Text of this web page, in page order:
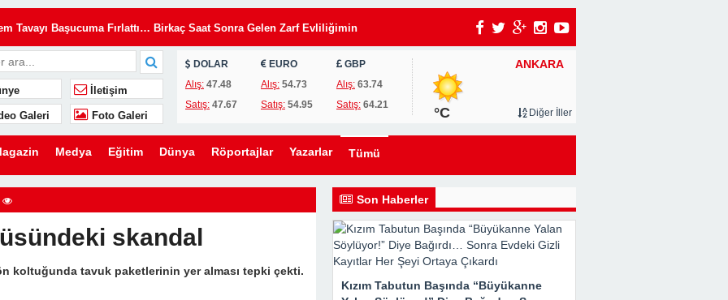
Tavayı Başucuma Fırlattı… Birkaç Saat Sonra Gelen Zarf Evliliğimin
Kullanıyordu… Kilitleri Değiştirdim, Ama Asıl Sürprizi Akşam Oğlum
Yıllardır Kızını Eleştiren Bir Annenin Hayatını Değiştirdi
Düğünümden Daha Önemli Gördü… Ama Eşimin Düğün Konuşması 200
Kovduğunu Sandı… Ama O Evin Gerçek Sahibinin Ben Olduğunu
Kaldırmak İstediler… Ama Bir Gencin Yaptığı Hareket O Gün Herkese
İstedi… Ama Ona Hayatının En Büyük Dersini Vermeye
İletişim
Galeri Foto Galeri
DOLAR
Alış: 47.48
Satış: 47.67
EURO
Alış:54.73
Satış:54.95
GBP
Alış:63.74
Satış:64.21
ANKARA
°C Diğer İller
Medya Eğitim Dünya Röportajlar Yazarlar Tümü
skandal
koltuğunda tavuk paketlerinin yer alması tepki çekti.
Son Haberler
Kızım Tabutun Başında “Büyükanne